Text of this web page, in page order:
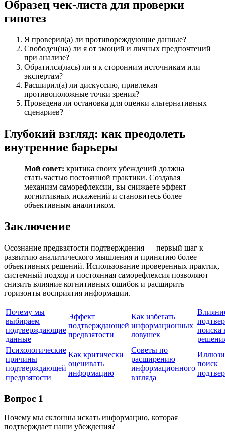
Образец чек-листа для проверки
гипотез
Я проверил(а) ли противореждующие данные?
Свободен(на) ли я от эмоций и личных предпочтений
при анализе?
Обратился(лась) ли я к сторонним источникам или
экспертам?
Расширил(а) ли дискуссию, привлекая
противоположные точки зрения?
Проведена ли остановка для оценки альтернативных
сценариев?
Глубокий взгляд: как преодолеть
внутренние барьеры
Мой совет: критика своих убеждений должна
стать частью постоянной практики. Создавая
механизм саморефлексии, вы снижаете эффект
когнитивных искажений и становитесь более
объективным аналитиком.
Заключение
Осознание предвзятости подтверждения — первый шаг к
развитию аналитического мышления и принятию более
объективных решений. Использование проверенных практик,
системный подход и постоянная саморефлексия позволяют
снизить влияние когнитивных ошибок и расширить
горизонты восприятия информации.
Почему мы
выбираем
подтверждающие
данные
Эффект
подтверждающей
предвзятости
Как избегать
информационных
ловушек
поиска
Психологические
причины
подтверждающей
предвзятости
Как критически
оценивать
информацию
Советы по
расширению
информационного
взгляда
поиск
Вопрос 1
Почему мы склонны искать информацию, которая
подтверждает наши убеждения?